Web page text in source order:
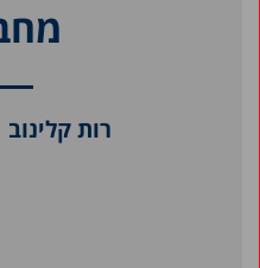
רות קלינוב